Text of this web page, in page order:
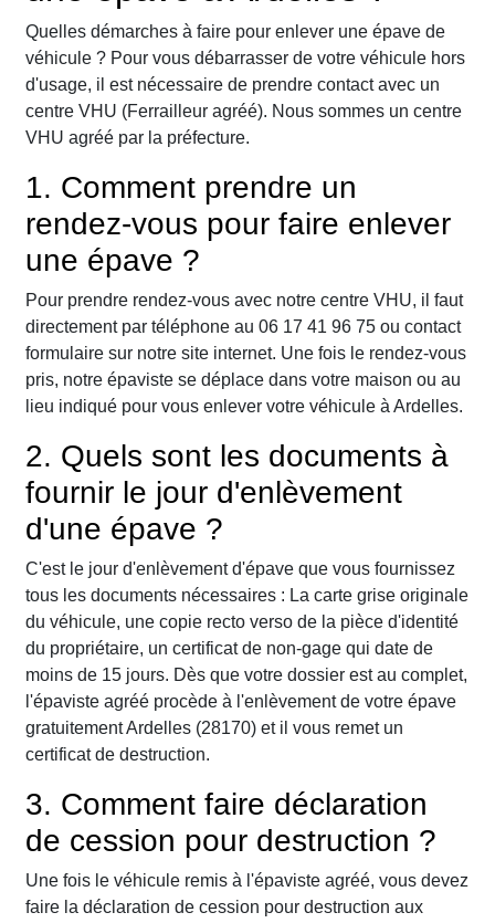
Quelles démarches à faire pour enlever une épave de
véhicule ? Pour vous débarrasser de votre véhicule hors
d'usage, il est nécessaire de prendre contact avec un
centre VHU (Ferrailleur agréé). Nous sommes un centre
VHU agréé par la préfecture.
1. Comment prendre un
rendez-vous pour faire enlever
une épave ?
Pour prendre rendez-vous avec notre centre VHU, il faut
directement par téléphone au 06 17 41 96 75 ou contact
formulaire sur notre site internet. Une fois le rendez-vous
pris, notre épaviste se déplace dans votre maison ou au
lieu indiqué pour vous enlever votre véhicule à Ardelles.
2. Quels sont les documents à
fournir le jour d'enlèvement
d'une épave ?
C'est le jour d'enlèvement d'épave que vous fournissez
tous les documents nécessaires : La carte grise originale
du véhicule, une copie recto verso de la pièce d'identité
du propriétaire, un certificat de non-gage qui date de
moins de 15 jours. Dès que votre dossier est au complet,
l'épaviste agréé procède à l'enlèvement de votre épave
gratuitement Ardelles (28170) et il vous remet un
certificat de destruction.
3. Comment faire déclaration
de cession pour destruction ?
Une fois le véhicule remis à l'épaviste agréé, vous devez
faire la déclaration de cession pour destruction aux